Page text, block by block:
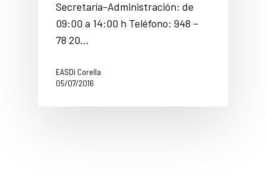
Secretaría-Administración: de
09:00 a 14:00 h Teléfono: 948 –
78 20…
EASDi Corella
05/07/2016